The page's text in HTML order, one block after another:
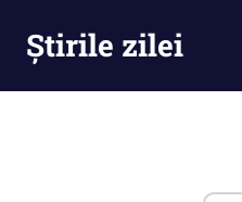
content
Știrile zilei